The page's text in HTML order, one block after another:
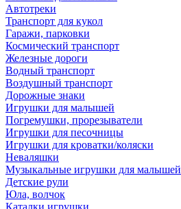
Автотреки
Транспорт для кукол
Гаражи, парковки
Космический транспорт
Железные дороги
Водный транспорт
Воздушный транспорт
Дорожные знаки
Игрушки для малышей
Погремушки, прорезыватели
Игрушки для песочницы
Игрушки для кроватки/коляски
Неваляшки
Музыкальные игрушки для малышей
Детские рули
Юла, волчок
Каталки игрушки